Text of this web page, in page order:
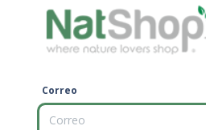
Correo